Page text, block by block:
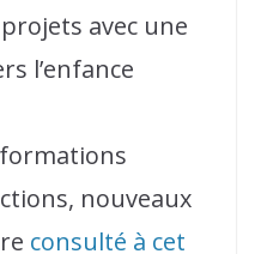
avec une
l’enfance
nouveaux
consulté à cet